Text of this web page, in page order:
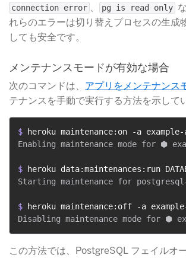
connection error ​、 pg is read only
れらのエラーは切り替えプロセスの生
しても安全です。
メンテナンスモードが有効な場合
次のコマンドは、 アプリをメンテナンス
テナンスを手動で実行する方法を示して
$
heroku maintenance:on -a example-
Enabling maintenance mode for ⬢
$
heroku data:maintenances:run
Starting maintenance for
$ heroku maintenance:off -a
この方法では、PostgreSQL フェイルオ